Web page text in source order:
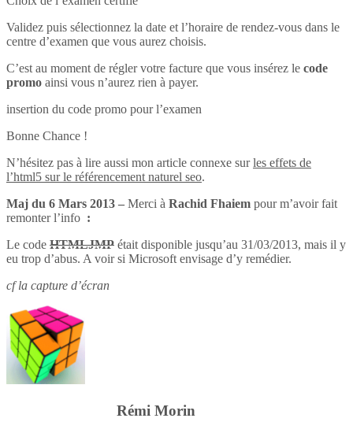
Validez puis sélectionnez la date et l’horaire de rendez-vous dans le
centre d’examen que vous aurez choisis.
C’est au moment de régler votre facture que vous insérez le code
promo ainsi vous n’aurez rien à payer.
insertion du code promo pour l’examen
Bonne Chance !
N’hésitez pas à lire aussi mon article connexe surles effets de
l’html5 sur le référencement naturel seo.
Maj du 6 Mars 2013 – Merci à Rachid Fhaiem pour m’avoir fait
remonter l’info :
Le code HTMLJMP était disponible jusqu’au 31/03/2013, mais il y
eu trop d’abus. A voir si Microsoft envisage d’y remédier.
cf la capture d’écran
Rémi Morin